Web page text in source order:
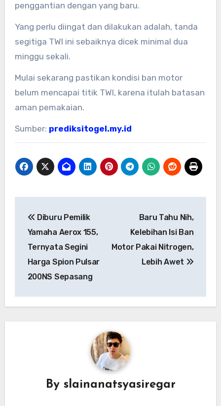
penggantian dengan yang baru.
Yang perlu diingat dan dilakukan adalah, tanda
segitiga TWI ini sebaiknya dicek minimal dua
minggu sekali.
Mulai sekarang pastikan kondisi ban motor
belum mencapai titik TWI, karena itulah batasan
aman pemakaian.
Sumber: prediksitogel.my.id
navigation
Diburu Pemilik
Yamaha Aerox 155,
Ternyata Segini
Harga Spion Pulsar
200NS Sepasang
Baru Tahu Nih,
Kelebihan Isi Ban
Motor Pakai Nitrogen,
Lebih Awet
By slainanatsyasiregar